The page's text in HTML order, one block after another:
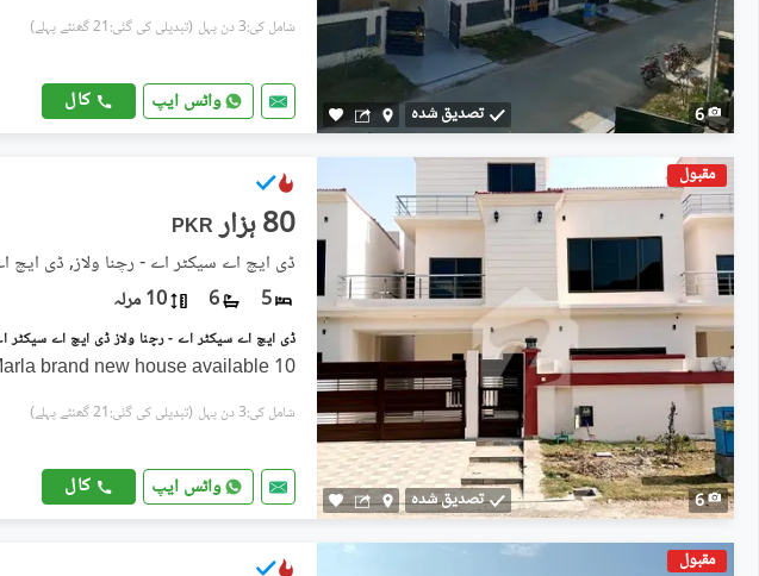
6 تصدیق شدہ
شامل کی:3 دن پہل (تبدیلی کی گئی:21 گھنٹے پہلے)
واٹس ایپ کال
مقبول
6 تصدیق شدہ
PKR 80 ہزار
ڈی ایچ اے سیکٹر اے - رچنا ولاز, ڈی ایچ
5
6 10 مرلہ
10 Marla brand new house available
شامل کی:3 دن پہل (تبدیلی کی گئی:21 گھنٹے پہلے)
واٹس ایپ کال
مقبول